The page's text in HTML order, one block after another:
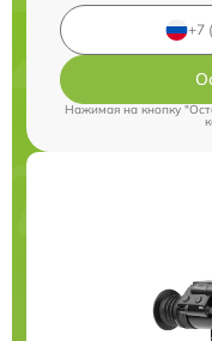
Нажимая на кнопку